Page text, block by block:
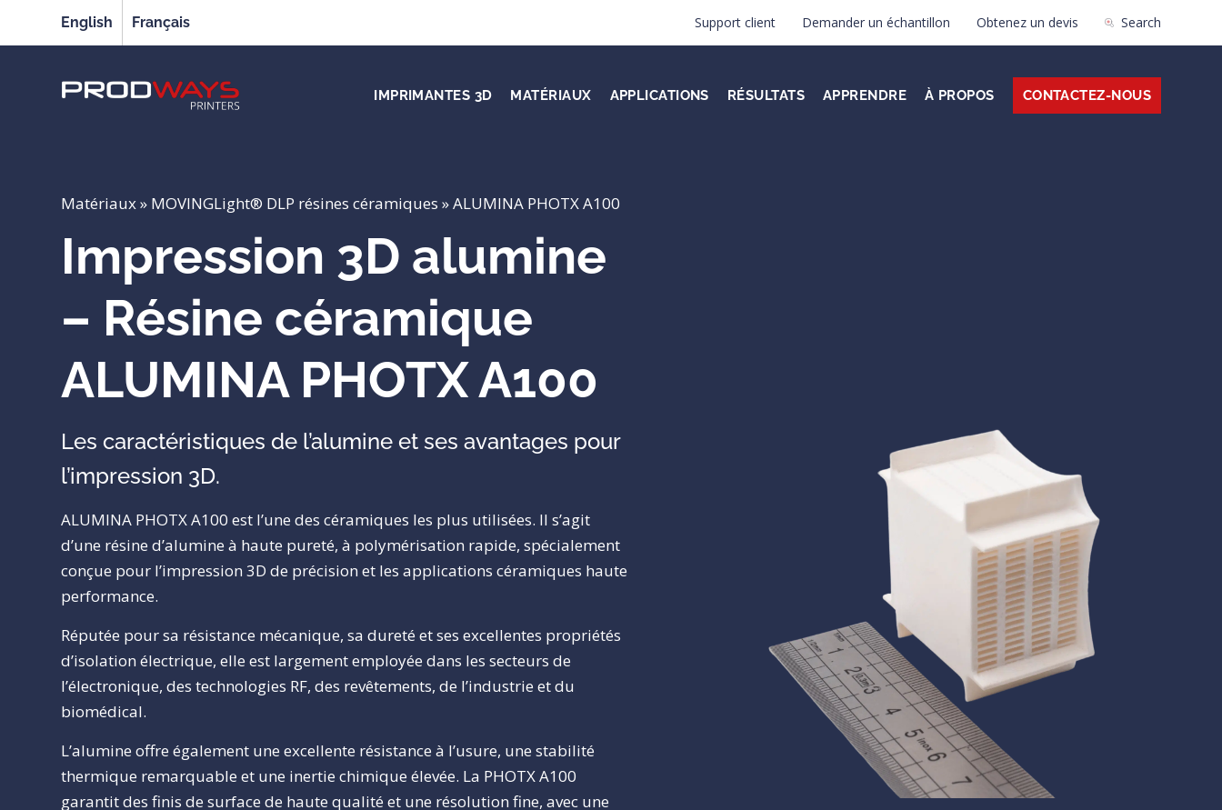
Support client Demander un échantillon Obtenez un devis Search
English Français
IMPRIMANTES 3D MATÉRIAUX APPLICATIONS RÉSULTATS APPRENDRE À PROPOS CONTACTEZ-NOUS
Matériaux» MOVINGLight® DLP résines céramiques »ALUMINA PHOTX A100
Impression 3D alumine
– Résine céramique
ALUMINA PHOTX A100
Les caractéristiques de l’alumine et ses avantages pour
l’impression 3D.
ALUMINA PHOTX A100 est l’une des céramiques les plus utilisées. Il s’agit
d’une résine d’alumine à haute pureté, à polymérisation rapide, spécialement
conçue pour l’impression 3D de précision et les applications céramiques haute
performance.
Réputée pour sa résistance mécanique, sa dureté et ses excellentes propriétés
d’isolation électrique, elle est largement employée dans les secteurs de
l’électronique, des technologies RF, des revêtements, de l’industrie et du
biomédical.
L’alumine offre également une excellente résistance à l’usure, une stabilité
thermique remarquable et une inertie chimique élevée. La PHOTX A100
garantit des finis de surface de haute qualité et une résolution fine, avec une